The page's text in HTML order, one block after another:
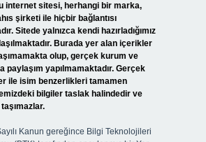
internet sitesi, herhangi bir marka,
şirketi ile hiçbir bağlantısı
Sitede yalnızca kendi hazırladığımız
Burada yer alan içerikler
olup, gerçek kurum ve
paylaşım yapılmamaktadır. Gerçek
ile isim benzerlikleri tamamen
bilgiler taslak halindedir ve
Kanun gereğince Bilgi Teknolojileri